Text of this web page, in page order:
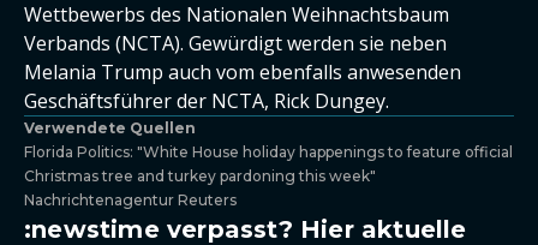
Wettbewerbs des Nationalen Weihnachtsbaum
Verbands (NCTA). Gewürdigt werden sie neben
Melania Trump auch vom ebenfalls anwesenden
Geschäftsführer der NCTA, Rick Dungey.
Verwendete Quellen
Florida Politics: "White House holiday happenings to feature official
Christmas tree and turkey pardoning this week"
Nachrichtenagentur Reuters
:newstime verpasst? Hier aktuelle